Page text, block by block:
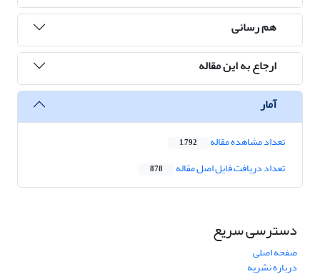
هم رسانی
ارجاع به این مقاله
آمار
تعداد مشاهده مقاله 1,792
تعداد دریافت فایل اصل مقاله 878
دسترسی سریع
صفحه اصلی
درباره نشریه